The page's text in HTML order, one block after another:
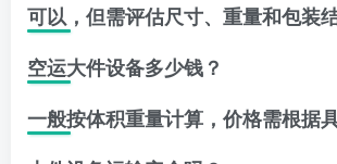
可以，但需评估尺寸、重量和包装结
空运大件设备多少钱？
一般按体积重量计算，价格需根据